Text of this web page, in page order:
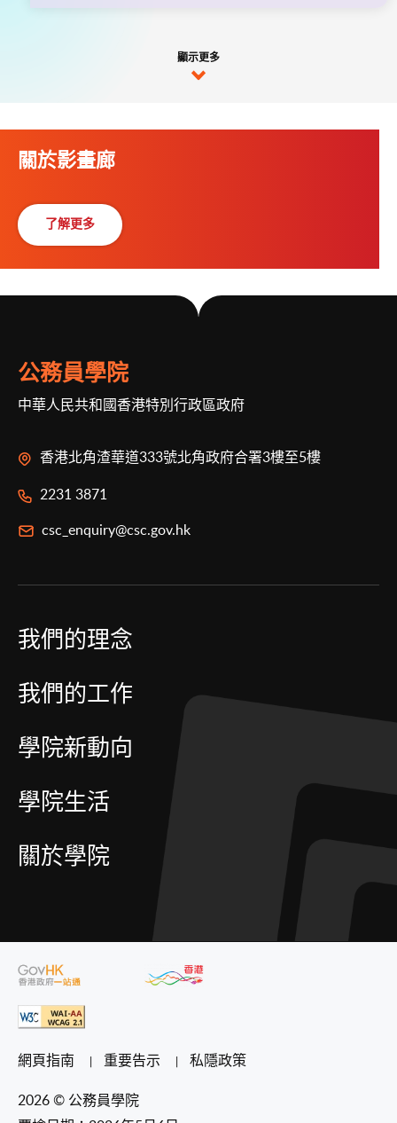
顯示更多
關於影畫廊
了解更多
公務員學院
中華人民共和國香港特別行政區政府
香港北角渣華道333號北角政府合署3樓至5樓
2231 3871
csc_enquiry@csc.gov.hk
我們的理念
我們的工作
學院新動向
學院生活
關於學院
網頁指南 重要告示 私隱政策
2026 © 公務員學院